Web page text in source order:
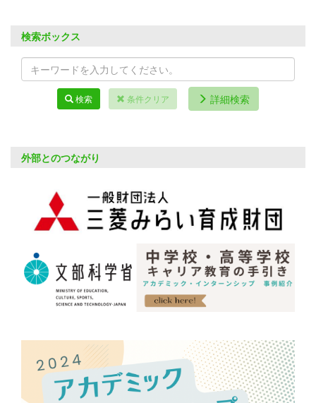
検索ボックス
検索 条件クリア 詳細検索
外部とのつながり